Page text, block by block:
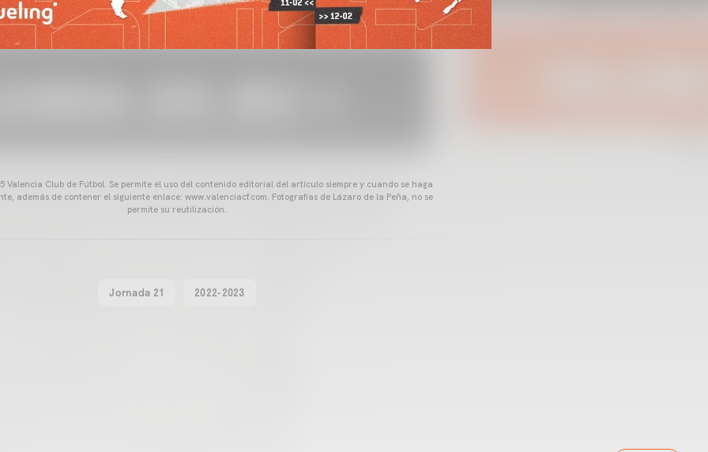
Valencia Club de Fútbol. Se permite el uso del contenido editorial del artículo siempre y cuando se haga
además de contener el siguiente enlace: www.valenciacf.com. Fotografías de Lázaro de la Peña, no se
permite su reutilización.
Jornada 21 2022-2023